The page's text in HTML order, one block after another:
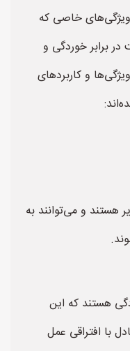
ویژگی‌های خاصی که
در برابر خوردگی و
و کاربردهای
هستند و می‌توانند به
هستند که این
با افتراقی عمل